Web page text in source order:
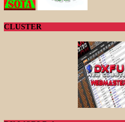
CLUSTER